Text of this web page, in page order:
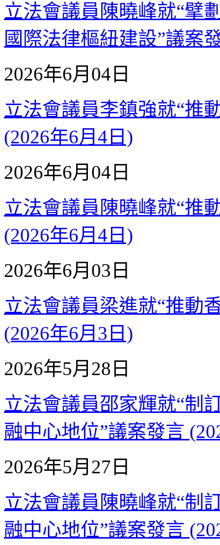
立法會議員陳曉峰就“擘
國際法律樞紐建設”議案
2026年6月04日
立法會議員李鎮強就“推
(2026年6月4日)
2026年6月04日
立法會議員陳曉峰就“推
(2026年6月4日)
2026年6月03日
立法會議員梁進就“推動
(2026年6月3日)
2026年5月28日
立法會議員邵家輝就“制
融中心地位”議案發言
2026年5月27日
立法會議員陳曉峰就“制
融中心地位”議案發言